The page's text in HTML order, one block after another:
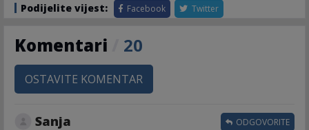
Podijelite vijest: Facebook Twitter
Komentari 20
OSTAVITE KOMENTAR
Sanja ODGOVORITE